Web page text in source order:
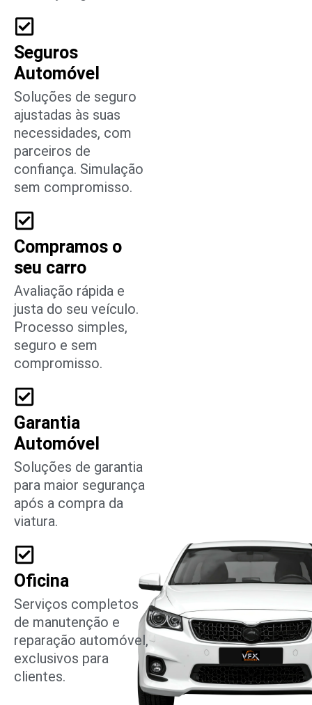
Seguros
Automóvel
Soluções de seguro
ajustadas às suas
necessidades, com
parceiros de
confiança. Simulação
sem compromisso.
Compramos o
seu carro
Avaliação rápida e
justa do seu veículo.
Processo simples,
seguro e sem
compromisso.
Garantia
Automóvel
Soluções de garantia
para maior segurança
após a compra da
viatura.
Oficina
Serviços completos
de manutenção e
reparação automóvel,
exclusivos para
clientes.